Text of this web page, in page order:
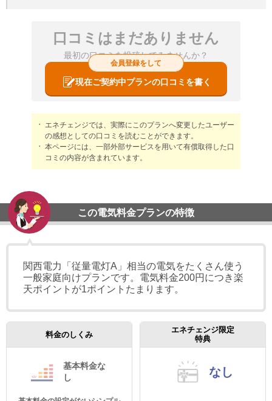
口コミはまだありません
最初の口コミを投稿してみませんか？
会員登録をして
現在ご契約中プランの口コミを書く
エネチェンジでは、実際にこのプランへ変更したユーザー
の感想としての口コミを読むことができます。
本ページには、一部外部サービスを用いて有償取得した口
コミの内容が含まれています。
この電気料金プランの特徴
関西電力「従量電灯A」相当の電気をたくさん使う
一般家庭向けプランです。電気料金200円につき楽
天ポイントが1ポイントたまります。
料金のしくみ
基本料金な
し
エネチェンジ限定
特典
なし